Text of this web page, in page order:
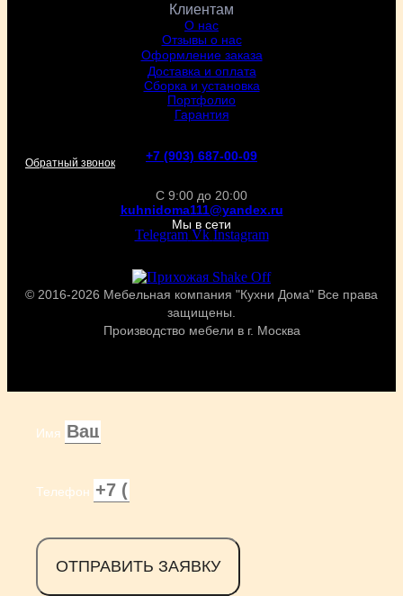
Клиентам
О нас
Отзывы о нас
Оформление заказа
Доставка и оплата
Сборка и установка
Портфолио
Гарантия
+7 (903) 687-00-09
Обратный звонок
С 9:00 до 20:00
kuhnidoma111@yandex.ru
Мы в сети
Telegram Vk Instagram
© 2016-2026 Мебельная компания "Кухни Дома" Все права
защищены.
Производство мебели в г. Москва
Имя
Телефон
ОТПРАВИТЬ ЗАЯВКУ